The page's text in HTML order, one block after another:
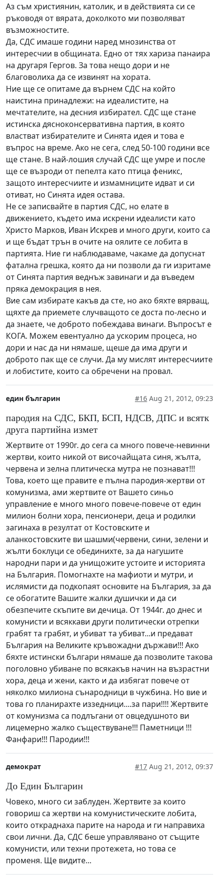
Аз съм християнин, католик, и в действията си се
ръководя от вярата, доколкото ми позволяват
възможностите.
Да, СДС имаше години наред мнозинства от
интересчии в общината. Едно от тях хариза панаира
на другаря Гергов. За това нещо дори и не
благоволиха да се извинят на хората.
Ние ще се опитаме да върнем СДС на който
наистина принадлежи: на идеалистите, на
мечтателите, на десния избирател. СДС ще стане
истинска дясноконсервативна партия, в която
властват избирателите и Синята идея и това е
въпрос на време. Ако не сега, след 50-100 години все
ще стане. В най-лошия случай СДС ще умре и после
ще се възроди от пепелта като птица феникс,
защото интересчиите и измамниците идват и си
отиват, но Синята идея остава.
Не се записвайте в партия СДС, но елате в
движението, където има искрени идеалисти като
Христо Марков, Иван Искрев и много други, които са
и ще бъдат трън в очите на оялите се лобита в
партията. Ние ги наблюдаваме, чакаме да допуснат
фатална грешка, която да ни позволи да ги изритаме
от Синята партия веднъж завинаги и да въведем
пряка демокрация в нея.
Вие сам избирате какъв да сте, но ако бяхте вярващ,
щяхте да приемете случващото се доста по-лесно и
да знаете, че доброто побеждава винаги. Въпросът е
КОГА. Можем евентуално да ускорим процеса, но
дори и нас да ни нямаше, щеше да има други и
доброто пак ще се случи. Да му мислят интересчиите
и лобистите, които са обречени на провал.
един българин #16 Aug 21, 2012, 09:23
пародия на СДС, БКП, БСП, НДСВ, ДПС и всятк
друга партийна измет
Жертвите от 1990г. до сега са много повече-невинни
жертви, които никой от височайщата синя, жълта,
червена и зелна плитическа мутра не познават!!!
Това, което ще правите е пълна пародия-жертви от
комунизма, ами жертвите от Вашето синьо
управление е много много повече-повече от един
милион болни хора, пенсионери, деца и родилки
загинаха в резултат от Костовските и
аланкостовските ви шашми(червени, сини, зелени и
жълти боклуци се обединихте, за да нагушите
народни пари и да унищожите устоите и историята
на България. Помогнахте на мафиоти и мутри, и
ислямисти да подкопаят основите на България, за да
се oбогатите Вашите жалки душички и да си
обезпечите скъпите ви дечица. От 1944г. до днес и
комунисти и всяккави други политически отрепки
грабят та грабят, и убиват та убиват...и предават
България на Великите кръвожадни държави!!! Ако
бяхте истински българи нямаше да позволите такова
поголовно убиване по всякакъв начин на възрастни
хора, деца и жени, както и да избягат повече от
няколко милиона сънародници в чужбина. Но вие и
това го планирахте иззедници....за пари!!!! Жертвите
от комунизма са подлъгани от овцедушното ви
лицемерно жалко съществуване!!! Паметници !!!
Фанфари!!! Пародии!!!
демократ #17 Aug 21, 2012, 09:37
До Един Българин
Човеко, много си заблуден. Жертвите за които
говориш са жертви на комунистическите лобита,
които откраднаха парите на народа и ги направиха
свои лични. Да, СДС беше управлявано от същите
комунисти, или техни протежета, но това се
променя. Ще видите...